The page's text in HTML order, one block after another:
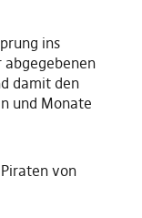
ins
damit den
und Monate
von